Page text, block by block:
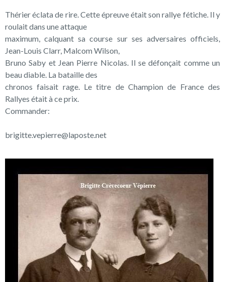
Thérier éclata de rire. Cette épreuve était son rallye fétiche. Il y
roulait dans une attaque
maximum, calquant sa course sur ses adversaires officiels,
Jean-Louis Clarr, Malcom Wilson,
Bruno Saby et Jean Pierre Nicolas. Il se défonçait comme un
beau diable. La bataille des
chronos faisait rage. Le titre de Champion de France des
Rallyes était à ce prix.
Commander:
brigitte.vepierre@laposte.net